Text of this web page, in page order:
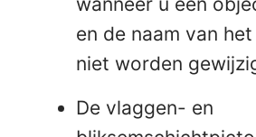
en de naam van
niet worden
De vlaggen- en